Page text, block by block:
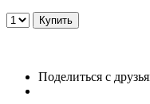
Поделиться с